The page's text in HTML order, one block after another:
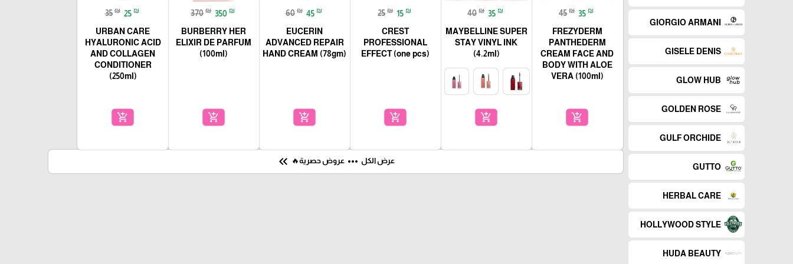
GIORGIO ARMANI
GISELE DENIS
GLOW HUB
GOLDEN ROSE
GULF ORCHIDE
GUTTO
HERBAL CARE
HOLLYWOOD STYLE
HUDA BEAUTY
45 ₪ 35 ₪
FREZYDERM
PANTHEDERM
CREAM FACE AND
BODY WITH ALOE
VERA (100ml)
add_shopping_cart
40 ₪ 35 ₪
MAYBELLINE SUPER
STAY VINYL INK
(4.2ml)
add_shopping_cart
25 ₪ 15 ₪
CREST
PROFESSIONAL
EFFECT (one pcs)
add_shopping_cart
60 ₪ 45 ₪
EUCERIN
ADVANCED REPAIR
HAND CREAM (78gm)
add_shopping_cart
370 ₪ 350 ₪
BURBERRY HER
ELIXIR DE PARFUM
(100ml)
add_shopping_cart
35 ₪ 25 ₪
URBAN CARE
HYALURONIC ACID
AND COLLAGEN
CONDITIONER
(250ml)
add_shopping_cart
عرض الكل more_horiz عروض حصرية🔥 keyboard_double_arrow_left